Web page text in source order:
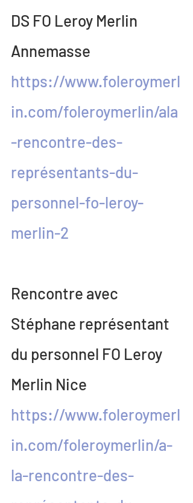
DS FO Leroy Merlin
Annemasse
https://www.foleroymerl
in.com/foleroymerlin/ala
-rencontre-des-
représentants-du-
personnel-fo-leroy-
merlin-2
Rencontre avec
Stéphane représentant
du personnel FO Leroy
Merlin Nice
https://www.foleroymerl
in.com/foleroymerlin/a-
la-rencontre-des-